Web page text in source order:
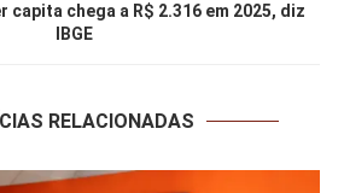
capita chega a R$ 2.316 em 2025, diz
IBGE
RELACIONADAS